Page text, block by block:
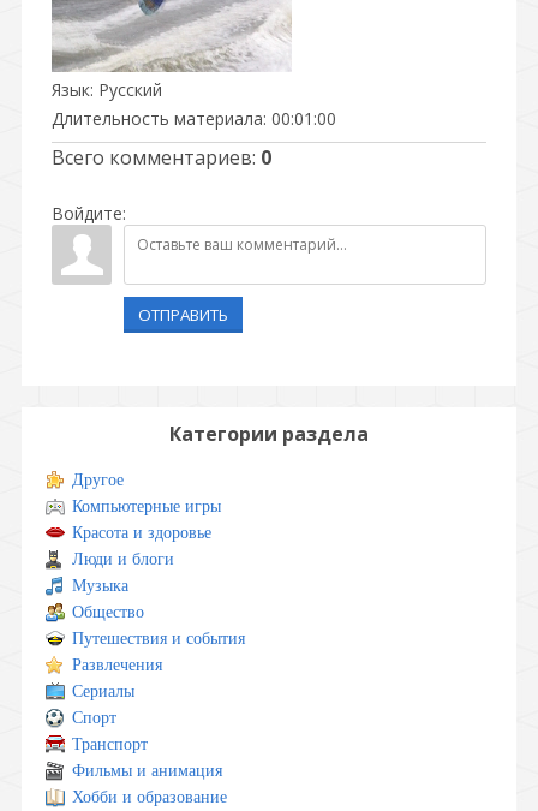
Язык: Русский
Длительность материала: 00:01:00
Всего комментариев: 0
Войдите:
ОТПРАВИТЬ
Категории раздела
Другое
Компьютерные игры
Красота и здоровье
Люди и блоги
Музыка
Общество
Путешествия и события
Развлечения
Сериалы
Спорт
Транспорт
Фильмы и анимация
Хобби и образование